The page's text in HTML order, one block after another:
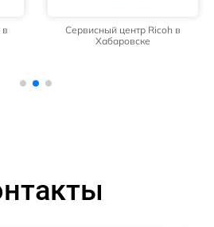
в
Сервисный центр Ricoh в
Хабаровске